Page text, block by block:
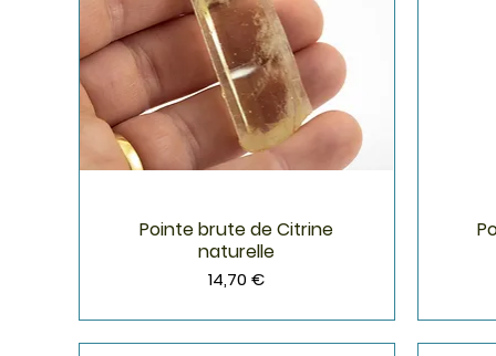
Aperçu rapide
Pointe brute de Citrine
naturelle
Prix
14,70 €